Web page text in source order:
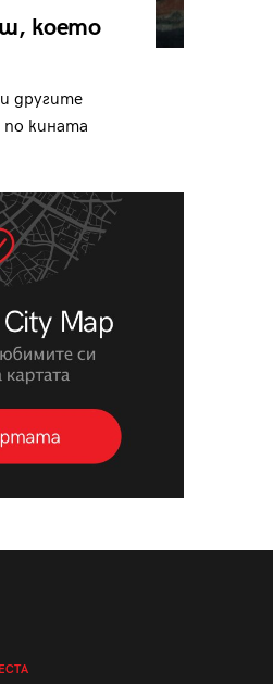
което
другите
по кината